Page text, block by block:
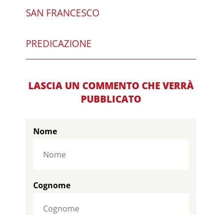
SAN FRANCESCO
PREDICAZIONE
LASCIA UN COMMENTO CHE VERRÀ
PUBBLICATO
Nome
Cognome